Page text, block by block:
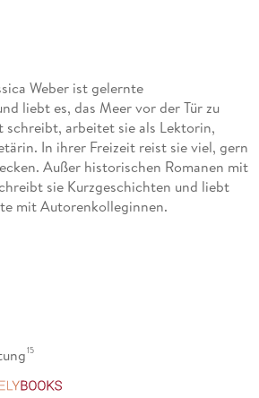
Weber ist gelernte
liebt es, das Meer vor der Tür zu
schreibt, arbeitet sie als Lektorin,
In ihrer Freizeit reist sie viel, gern
Außer historischen Romanen mit
sie Kurzgeschichten und liebt
mit Autorenkolleginnen.
15